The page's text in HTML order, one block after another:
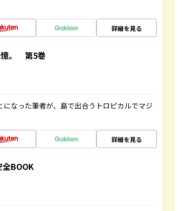
詳細を見る
憶。 第5巻
なった筆者が、島で出合うトロピカルでマジ
詳細を見る
BOOK